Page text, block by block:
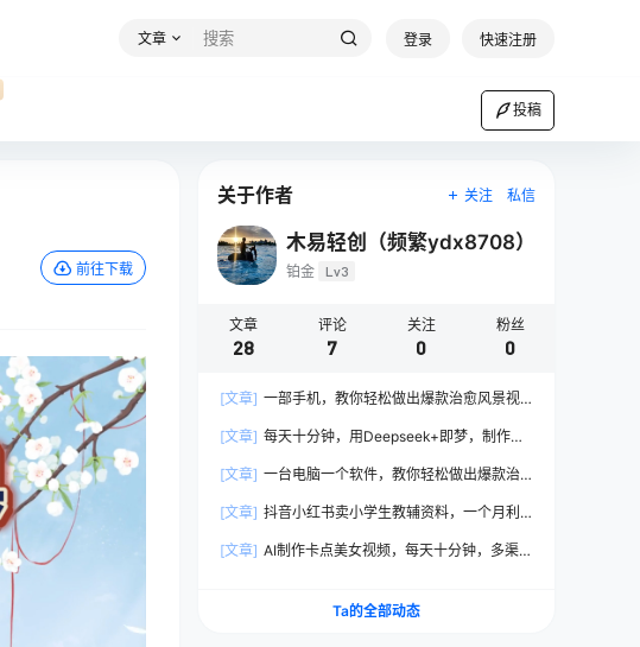
文章 登录 快速注册
投稿
前往下载
关于作者 关注 私信
木易轻创（频繁ydx8708）
铂金 Lv3
文章
28
评论
7
关注
0
粉丝
0
[文章] 一部手机，教你轻松做出爆款治愈风景视
[文章] 每天十分钟，用Deepseek+即梦，制作翻
[文章] 一台电脑一个软件，教你轻松做出爆款治
[文章] 抖音小红书卖小学生教辅资料，一个月利
[文章] AI制作卡点美女视频，每天十分钟，多渠道
Ta的全部动态